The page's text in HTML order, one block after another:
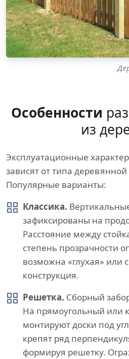
Особенности
из
Эксплуатационные
зависят от типа
Популярные варианты:
Классика.
зафиксированы на
Расстояние между
степень прозрачности
возможна «глухая» или
конструкция.
Решетка. Сборный
На прямоугольный или
монтируют доски под
крепят ряд
формируя решетку.